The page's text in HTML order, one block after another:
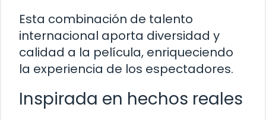
Esta combinación de talento
internacional aporta diversidad y
calidad a la película, enriqueciendo
la experiencia de los espectadores.
Inspirada en hechos reales